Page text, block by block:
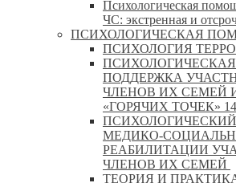
Психологическая
ЧС: экстренная и
ПСИХОЛОГИЧЕСКАЯ
ПСИХОЛОГИЯ
ПОДДЕРЖКА
ЧЛЕНОВ ИХ СЕМЕЙ
«ГОРЯЧИХ ТОЧЕК»
МЕДИКО-
РЕАБИЛИТАЦИИ
ЧЛЕНОВ ИХ СЕМЕЙ
ТЕОРИЯ И